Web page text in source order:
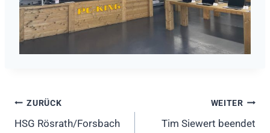
Beitragsnavigation
ZURÜCK
HSG Rösrath/Forsbach
WEITER
Tim Siewert beendet